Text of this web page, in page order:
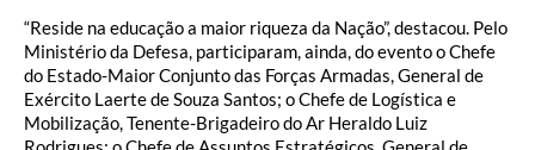
“Reside na educação a maior riqueza da Nação”, destacou. Pelo
Ministério da Defesa, participaram, ainda, do evento o Chefe
do Estado-Maior Conjunto das Forças Armadas, General de
Exército Laerte de Souza Santos; o Chefe de Logística e
Mobilização, Tenente-Brigadeiro do Ar Heraldo Luiz